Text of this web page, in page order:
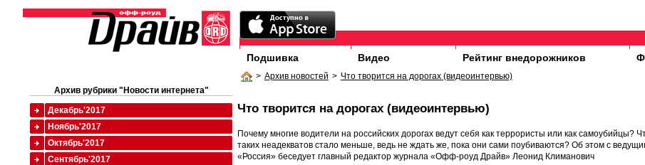
Подшивка Видео Рейтинг внедорожников
> Архив новостей > Что творится на дорогах (видеоинтервью)
Что творится на дорогах (видеоинтервью)
Почему многие водители на российских дорогах ведут себя как террористы или как самоубийцы?
таких неадекватов стало меньше, ведь не ждать же, пока они сами поубиваются? Об этом с
«Россия» беседует главный редактор журнала «Офф-роуд Драйв» Леонид Климанович
Архив рубрики "Новости интернета"
Декабрь'2017
Ноябрь'2017
Октябрь'2017
Сентябрь'2017